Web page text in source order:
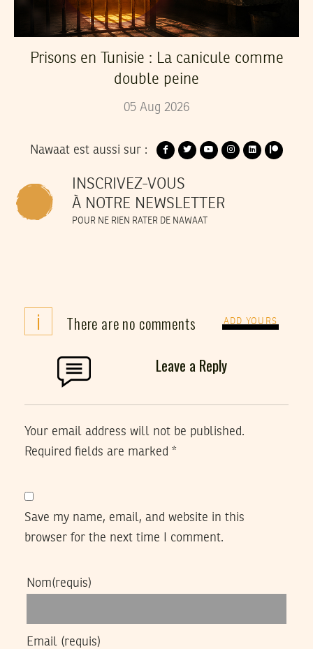
Prisons en Tunisie : La canicule comme
double peine
05 Aug 2026
Nawaat est aussi sur :
INSCRIVEZ-VOUS
À NOTRE NEWSLETTER
POUR NE RIEN RATER DE NAWAAT
i There are no comments ADD YOURS
Leave a Reply
Your email address will not be published.
Required fields are marked *
Save my name, email, and website in this
browser for the next time I comment.
Nom(requis)
Email (requis)